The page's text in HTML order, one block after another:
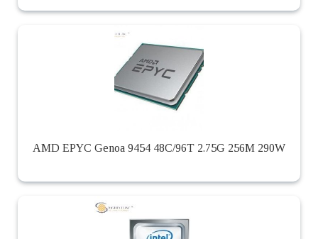
AMD EPYC Genoa 9454 48C/96T 2.75G 256M 290W